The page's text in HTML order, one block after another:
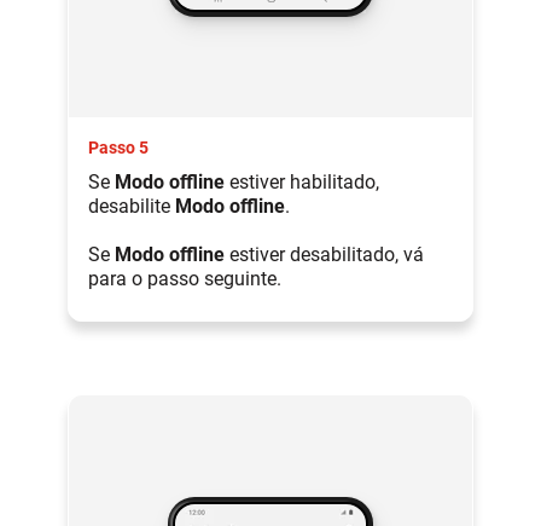
Passo 5
Se Modo offline estiver habilitado,
desabilite Modo offline.
Se Modo offline estiver desabilitado, vá
para o passo seguinte.